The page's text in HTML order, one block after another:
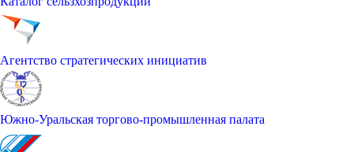
Агентство стратегических инициатив
Южно-Уральская торгово-промышленная палата